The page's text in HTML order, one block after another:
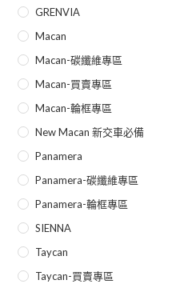
GRENVIA
Macan
Macan-碳纖維專區
Macan-買賣專區
Macan-輪框專區
New Macan 新交車必備
Panamera
Panamera-碳纖維專區
Panamera-輪框專區
SIENNA
Taycan
Taycan-買賣專區